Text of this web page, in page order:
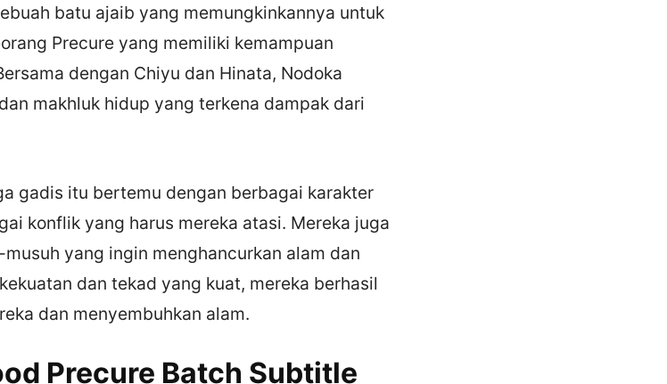
batu ajaib yang memungkinkannya untuk
Precure yang memiliki kemampuan
dengan Chiyu dan Hinata, Nodoka
makhluk hidup yang terkena dampak dari
gadis itu bertemu dengan berbagai karakter
konflik yang harus mereka atasi. Mereka juga
yang ingin menghancurkan alam dan
dan tekad yang kuat, mereka berhasil
dan menyembuhkan alam.
Precure Batch Subtitle